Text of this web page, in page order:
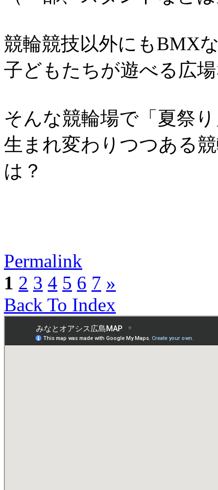
競輪競技以外にもBMX
子どもたちが遊べる広
そんな競輪場で「夏祭
生まれ変わりつつある
は？
Permalink
1 2 3 4 5 6 7 »
Back To Index